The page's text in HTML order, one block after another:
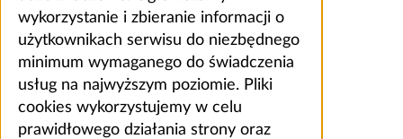
wykorzystanie i zbieranie informacji o
użytkownikach serwisu do niezbędnego
minimum wymaganego do świadczenia
usług na najwyższym poziomie. Pliki
cookies wykorzystujemy w celu
prawidłowego działania strony oraz